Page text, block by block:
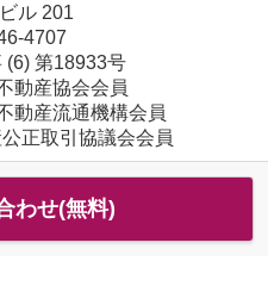
ル 201
4707
(6) 第18933号
動産協会会員
動産流通機構会員
正取引協議会会員
わせ(無料)